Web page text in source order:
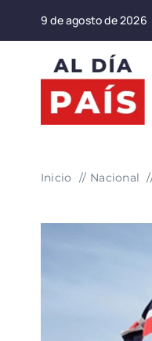
9 de agosto de 2026
Inicio Nacional